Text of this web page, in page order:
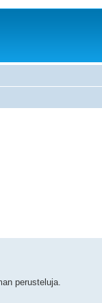
perusteluja.